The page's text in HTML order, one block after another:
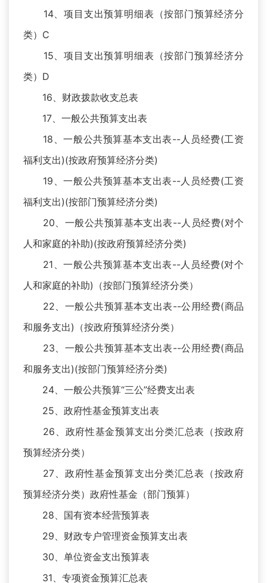
14、项目支出预算明细表（按部门预算经济分
类）C
15、项目支出预算明细表（按部门预算经济分
类）D
16、财政拨款收支总表
17、一般公共预算支出表
18、一般公共预算基本支出表--人员经费(工资
福利支出)(按政府预算经济分类)
19、一般公共预算基本支出表--人员经费(工资
福利支出)(按部门预算经济分类)
20、一般公共预算基本支出表--人员经费(对个
人和家庭的补助)(按政府预算经济分类)
21、一般公共预算基本支出表--人员经费(对个
人和家庭的补助)（按部门预算经济分类）
22、一般公共预算基本支出表--公用经费(商品
和服务支出)（按政府预算经济分类）
23、一般公共预算基本支出表--公用经费(商品
和服务支出)(按部门预算经济分类)
24、一般公共预算“三公”经费支出表
25、政府性基金预算支出表
26、政府性基金预算支出分类汇总表（按政府
预算经济分类）
27、政府性基金预算支出分类汇总表（按政府
预算经济分类）政府性基金（部门预算）
28、国有资本经营预算表
29、财政专户管理资金预算支出表
30、单位资金支出预算表
31、专项资金预算汇总表